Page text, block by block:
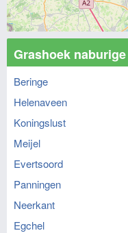
Grashoek
Beringe
Helenaveen
Koningslust
Meijel
Evertsoord
Panningen
Neerkant
Egchel